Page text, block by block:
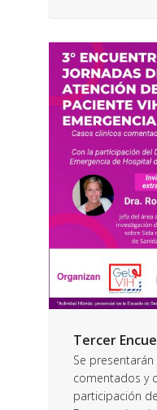
Tercer
Se
comentados y
participación